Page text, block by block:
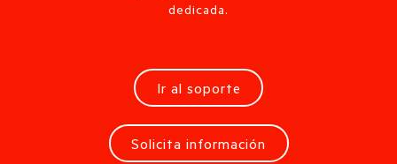
dedicada.
Ir al soporte
Solicita información